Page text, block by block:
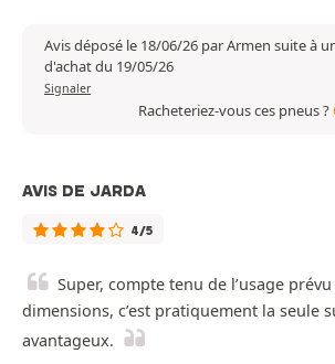
Avis déposé le 18/06/26 par Armen suite à
d'achat du 19/05/26
Signaler
Racheteriez-vous ces pneus ?
AVIS DE JARDA
4/5
Super, compte tenu de l’usage
dimensions, c’est pratiquement la seule
avantageux.